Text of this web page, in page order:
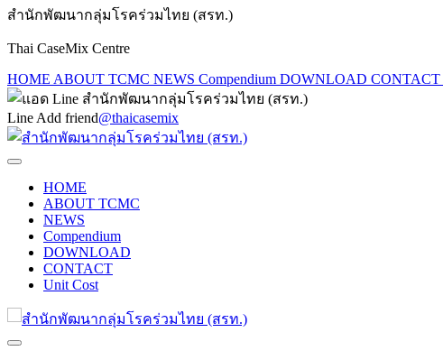
สำนักพัฒนากลุ่มโรคร่วมไทย (สรท.)
Thai CaseMix Centre
HOME ABOUT TCMC NEWS Compendium DOWNLOAD CONTACT
Line Add friend@thaicasemix
HOME
ABOUT TCMC
NEWS
Compendium
DOWNLOAD
CONTACT
Unit Cost